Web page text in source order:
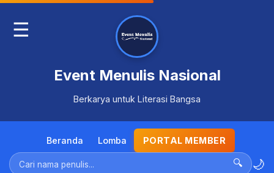
☰
Event Menulis Nasional
Berkarya untuk Literasi Bangsa
Beranda Lomba PORTAL MEMBER
🔍 🌙